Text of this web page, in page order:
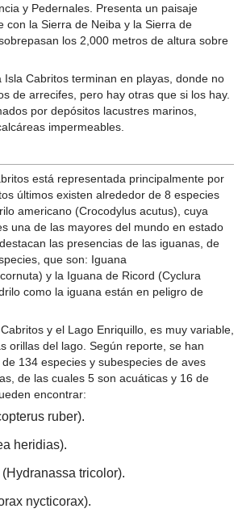
y Pedernales. Presenta un paisaje
con la Sierra de Neiba y la Sierra de
los 2,000 metros de altura sobre
Isla Cabritos terminan en playas, donde no
de arrecifes, pero hay otras que si los hay.
por depósitos lacustres marinos,
impermeables.
está representada principalmente por
últimos existen alrededor de 8 especies
americano (Crocodylus acutus), cuya
una de las mayores del mundo en estado
las presencias de las iguanas, de
que son: Iguana
y la Iguana de Ricord (Cyclura
como la iguana están en peligro de
y el Lago Enriquillo, es muy variable,
orillas del lago. Según reporte, se han
134 especies y subespecies de aves
de las cuales 5 son acuáticas y 16 de
encontrar:
ruber).
heridias).
tricolor).
nycticorax).